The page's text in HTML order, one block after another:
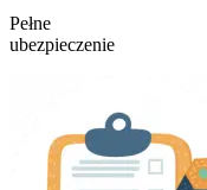
Pełne
ubezpieczenie